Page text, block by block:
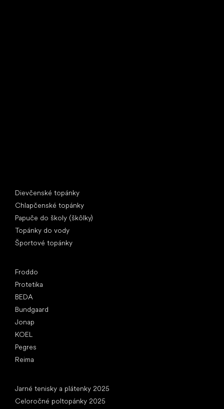
Dievčenské topánky
Chlapčenské topánky
Papuče do školy (škôlky)
Topánky do vody
Športové topánky
Froddo
Protetika
BEDA
Bundgaard
Jonap
KOEL
Pegres
Reima
Jarné tenisky a plátenky 2025
Celoročné poltopánky 2025